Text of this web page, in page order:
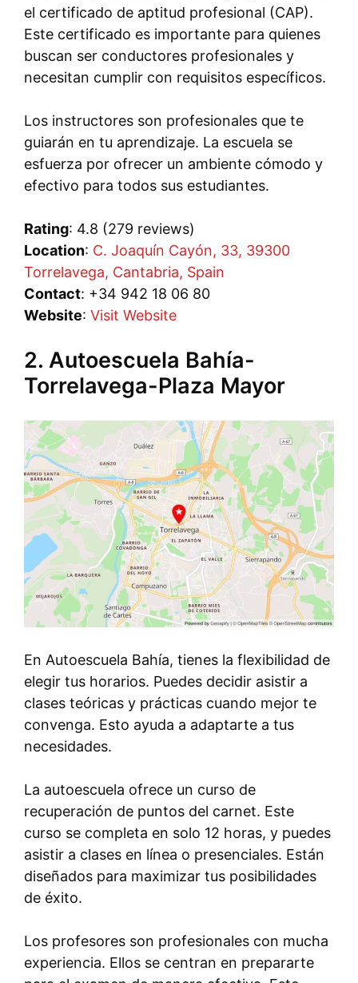
el certificado de aptitud profesional (CAP).
Este certificado es importante para quienes
buscan ser conductores profesionales y
necesitan cumplir con requisitos específicos.
Los instructores son profesionales que te
guiarán en tu aprendizaje. La escuela se
esfuerza por ofrecer un ambiente cómodo y
efectivo para todos sus estudiantes.
Rating: 4.8 (279 reviews)
Location: C. Joaquín Cayón, 33, 39300
Torrelavega, Cantabria, Spain
Contact: +34 942 18 06 80
Website: Visit Website
2. Autoescuela Bahía-
Torrelavega-Plaza Mayor
En Autoescuela Bahía, tienes la flexibilidad de
elegir tus horarios. Puedes decidir asistir a
clases teóricas y prácticas cuando mejor te
convenga. Esto ayuda a adaptarte a tus
necesidades.
La autoescuela ofrece un curso de
recuperación de puntos del carnet. Este
curso se completa en solo 12 horas, y puedes
asistir a clases en línea o presenciales. Están
diseñados para maximizar tus posibilidades
de éxito.
Los profesores son profesionales con mucha
experiencia. Ellos se centran en prepararte